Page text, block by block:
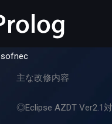
sofnec
主な改修内容
◎Eclipse AZDT Ver2.1